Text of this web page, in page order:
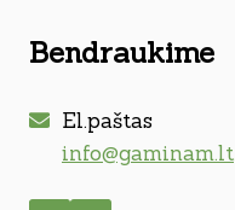
Bendraukime
El.paštas
info@gaminam.lt